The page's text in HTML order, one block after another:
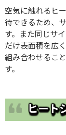
空気に触れるヒ
待できるため、
す。また同じサ
だけ表面積を広
組み合わせるこ
す。
ヒート